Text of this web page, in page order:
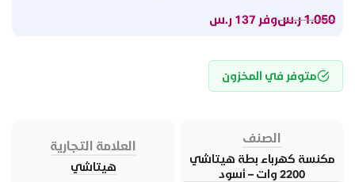
1.050ر.سوفر 137 ر.س
متوفر في المخزون
الصنف
مكنسة كهرباء بطة هيتاشي
2200 وات – أسود
العلامة التجارية
هيتاشي